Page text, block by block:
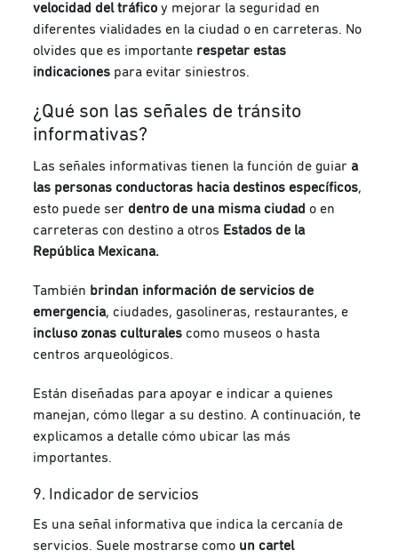
velocidad del tráfico y mejorar la seguridad en
diferentes vialidades en la ciudad o en carreteras. No
olvides que es importante respetar estas
indicaciones para evitar siniestros.
¿Qué son las señales de tránsito
informativas?
Las señales informativas tienen la función de guiar a
las personas conductoras hacia destinos específicos,
esto puede ser dentro de una misma ciudado en
carreteras con destino a otros Estados de la
República Mexicana.
También brindan información de servicios de
emergencia, ciudades, gasolineras, restaurantes, e
incluso zonas culturales como museos o hasta
centros arqueológicos.
Están diseñadas para apoyar e indicar a quienes
manejan, cómo llegar a su destino. A continuación, te
explicamos a detalle cómo ubicar las más
importantes.
9. Indicador de servicios
Es una señal informativa que indica la cercanía de
servicios. Suele mostrarse como un cartel